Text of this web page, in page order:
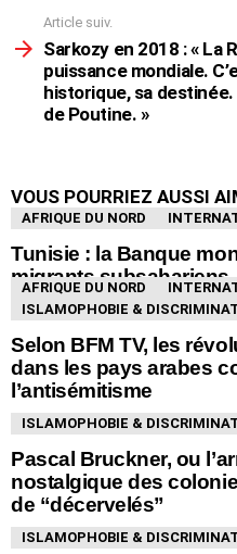
Article suiv.
Sarkozy en 2018 : « La
puissance mondiale.
historique, sa
de Poutine. »
VOUS POURRIEZ AUSSI
AFRIQUE DU NORD
Tunisie : la Banque
migrants subsahariens
AFRIQUE DU NORD
ISLAMOPHOBIE &
Selon BFM TV, les
dans les pays arabes
l’antisémitisme
ISLAMOPHOBIE &
Pascal Bruckner, ou
nostalgique des
de “décervelés”
ISLAMOPHOBIE &